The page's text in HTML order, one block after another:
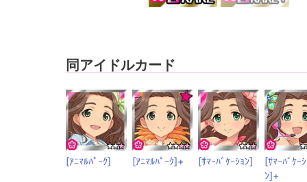
同アイドルカード
[ｱﾆﾏﾙﾊﾟｰｸ] [ｱﾆﾏﾙﾊﾟｰｸ]+ [ｻﾏｰﾊﾞｹｰｼｮﾝ]
[ｻﾏｰﾊﾞｹｰ
ﾝ]+